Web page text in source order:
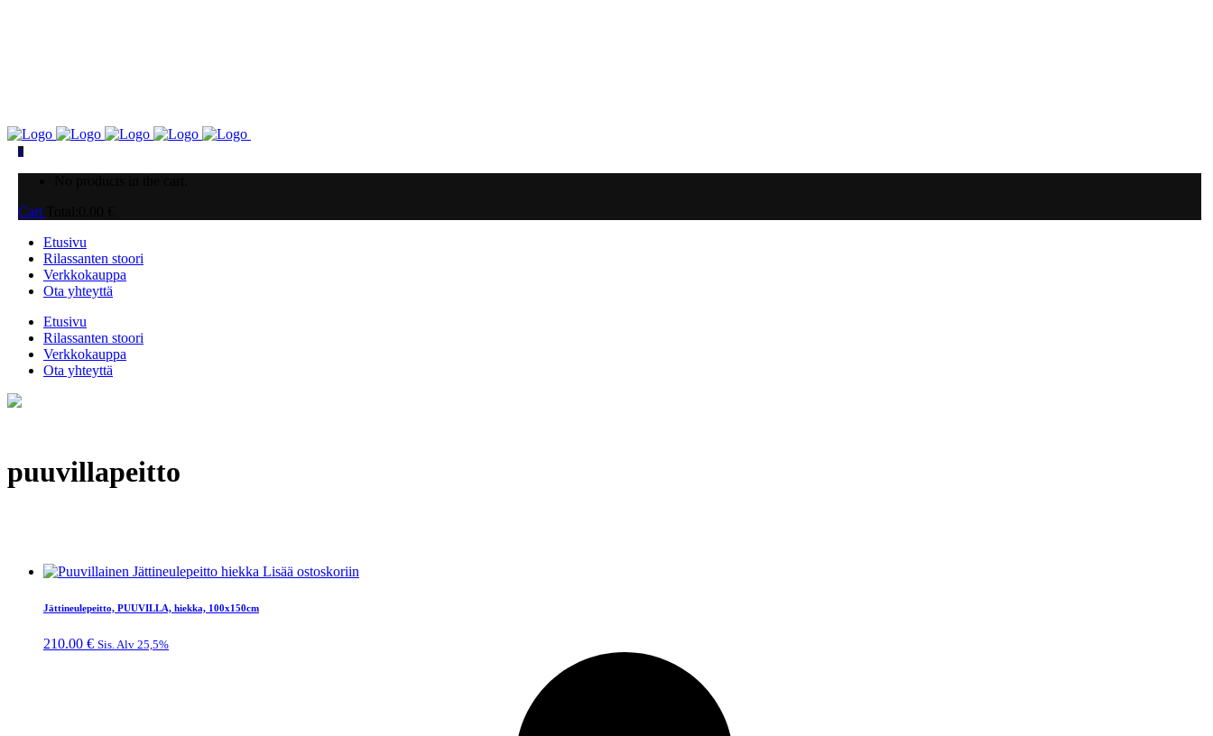
0
Cart
Etusivu
Rilassanten stoori
Verkkokauppa
Ota yhteyttä
Etusivu
Rilassanten stoori
Verkkokauppa
Ota yhteyttä
puuvillapeitto
Lisää ostoskoriin
Jättineulepeitto, PUUVILLA, hiekka, 100x150cm
210.00 € Sis. Alv 25,5%